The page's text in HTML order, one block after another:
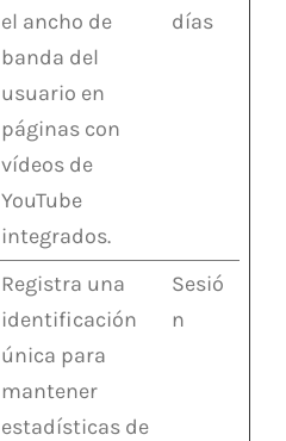
el ancho de
banda del
usuario en
páginas con
vídeos de
YouTube
integrados.
días
Registra una
identificación
única para
mantener
estadísticas de
Sesió
n